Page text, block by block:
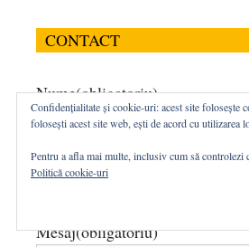
CONTACT
Nume(obligatoriu)
Email(obligatoriu)
Mesaj(obligatoriu)
Confidențialitate și cookie-uri: acest site folosește
folosești acest site web, ești de acord cu utilizarea
Pentru a afla mai multe, inclusiv cum să controlezi
Politică cookie-uri